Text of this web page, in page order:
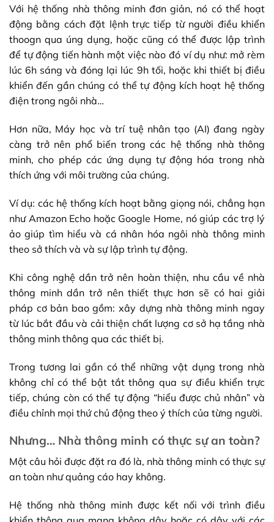
Với hệ thống nhà thông minh đơn giản, nó có thể hoạt
động bằng cách đặt lệnh trực tiếp từ người điều khiển
thoogn qua úng dụng, hoặc cũng có thể được lập trình
để tự động tiến hành một việc nào đó ví dụ như: mở rèm
lúc 6h sáng và đóng lại lúc 9h tối, hoặc khi thiết bị điều
khiển đến gần chúng có thể tự động kích hoạt hệ thống
điện trong ngôi nhà…
Hơn nữa, Máy học và trí tuệ nhân tạo (AI) đang ngày
càng trở nên phổ biến trong các hệ thống nhà thông
minh, cho phép các ứng dụng tự động hóa trong nhà
thích ứng với môi trường của chúng.
Ví dụ: các hệ thống kích hoạt bằng giọng nói, chẳng hạn
như Amazon Echo hoặc Google Home, nó giúp các trợ lý
ảo giúp tìm hiểu và cá nhân hóa ngôi nhà thông minh
theo sở thích và và sự lập trình tự động.
Khi công nghệ dần trở nên hoàn thiện, nhu cầu về nhà
thông minh dần trở nên thiết thực hơn sẽ có hai giải
pháp cơ bản bao gồm: xây dựng nhà thông minh ngay
từ lúc bắt đầu và cải thiện chất lượng cơ sở hạ tầng nhà
thông minh thông qua các thiết bị.
Trong tương lai gần có thể những vật dụng trong nhà
không chỉ có thể bật tắt thông qua sự điều khiển trực
tiếp, chúng còn có thể tự động “hiểu được chủ nhân” và
điều chỉnh mọi thứ chủ động theo ý thích của từng người.
Nhưng… Nhà thông minh có thực sự an toàn?
Một câu hỏi được đặt ra đó là, nhà thông minh có thực sự
an toàn như quảng cáo hay không.
Hệ thống nhà thông minh được kết nối với trình điều